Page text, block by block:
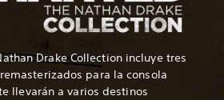
Drake Collection incluye tres
para la consola
llevarán a varios destinos